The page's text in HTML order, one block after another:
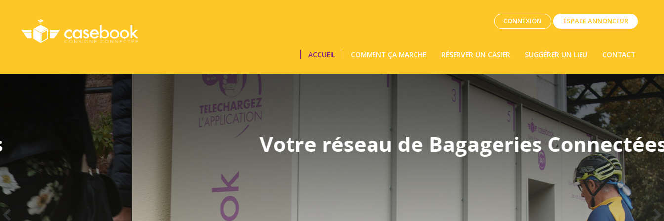
CONNEXION ESPACE ANNONCEUR
ACCUEIL COMMENT ÇA MARCHE RÉSERVER UN CASIER SUGGÉRER UN LIEU CONTACT
Votre réseau de Bagageries Connectées